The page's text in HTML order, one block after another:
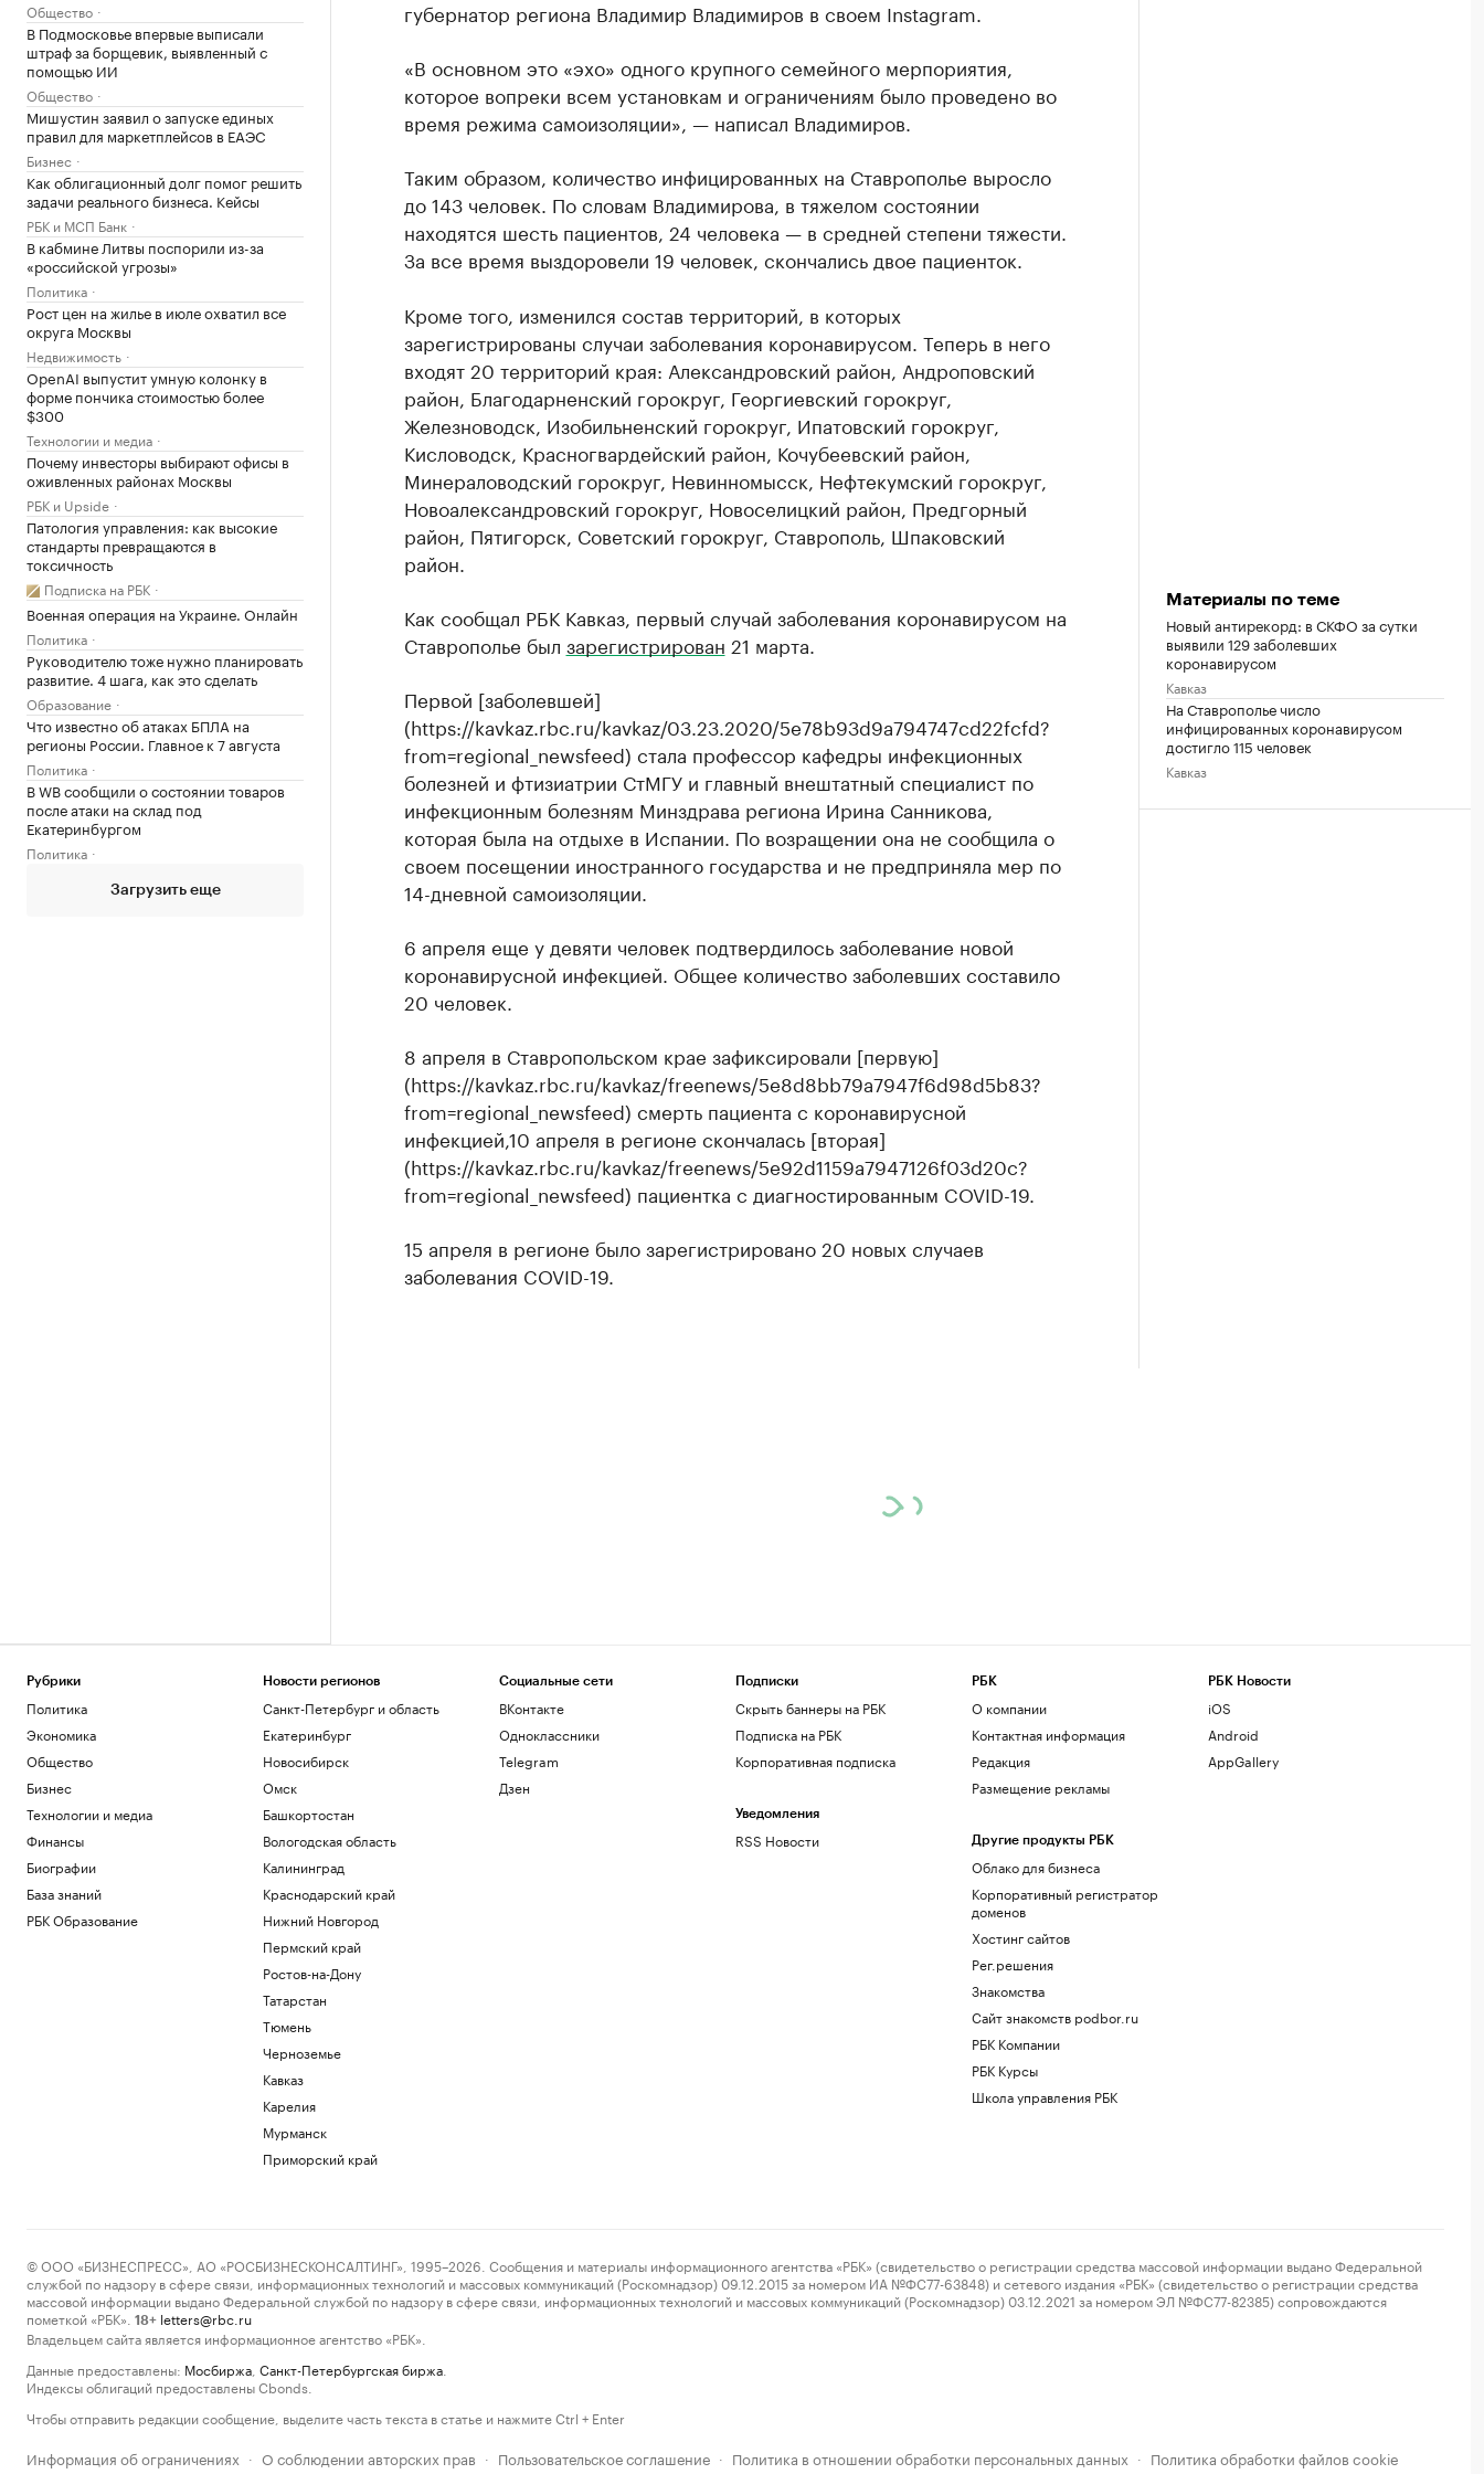
Общество
В Подмосковье впервые выписали
штраф за борщевик, выявленный с
помощью ИИ
Общество
Мишустин заявил о запуске единых
правил для маркетплейсов в ЕАЭС
Бизнес
Как облигационный долг помог решить
задачи реального бизнеса. Кейсы
РБК и МСП Банк
В кабмине Литвы поспорили из-за
«российской угрозы»
Политика
Рост цен на жилье в июле охватил все
округа Москвы
Недвижимость
OpenAI выпустит умную колонку в
форме пончика стоимостью более
$300
Технологии и медиа
Почему инвесторы выбирают офисы в
оживленных районах Москвы
РБК и Upside
Патология управления: как высокие
стандарты превращаются в
токсичность
Подписка на РБК
Военная операция на Украине. Онлайн
Политика
Руководителю тоже нужно планировать
развитие. 4 шага, как это сделать
Образование
Что известно об атаках БПЛА на
регионы России. Главное к 7 августа
Политика
В WB сообщили о состоянии товаров
после атаки на склад под
Екатеринбургом
Политика
Загрузить еще
губернатор региона Владимир Владимиров в своем Instagram.
«В основном это «эхо» одного крупного семейного мерпориятия,
которое вопреки всем установкам и ограничениям было проведено во
время режима самоизоляции», — написал Владимиров.
Таким образом, количество инфицированных на Ставрополье выросло
до 143 человек. По словам Владимирова, в тяжелом состоянии
находятся шесть пациентов, 24 человека — в средней степени тяжести.
За все время выздоровели 19 человек, скончались двое пациенток.
Кроме того, изменился состав территорий, в которых
зарегистрированы случаи заболевания коронавирусом. Теперь в него
входят 20 территорий края: Александровский район, Андроповский
район, Благодарненский горокруг, Георгиевский горокруг,
Железноводск, Изобильненский горокруг, Ипатовский горокруг,
Кисловодск, Красногвардейский район, Кочубеевский район,
Минераловодский горокруг, Невинномысск, Нефтекумский горокруг,
Новоалександровский горокруг, Новоселицкий район, Предгорный
район, Пятигорск, Советский горокруг, Ставрополь, Шпаковский
район.
Как сообщал РБК Кавказ, первый случай заболевания коронавирусом на
Ставрополье был зарегистрирован 21 марта.
Первой [заболевшей]
(https://kavkaz.rbc.ru/kavkaz/03.23.2020/5e78b93d9a794747cd22fcfd?
from=regional_newsfeed) стала профессор кафедры инфекционных
болезней и фтизиатрии СтМГУ и главный внештатный специалист по
инфекционным болезням Минздрава региона Ирина Санникова,
которая была на отдыхе в Испании. По возращении она не сообщила о
своем посещении иностранного государства и не предприняла мер по
14-дневной самоизоляции.
6 апреля еще у девяти человек подтвердилось заболевание новой
коронавирусной инфекцией. Общее количество заболевших составило
20 человек.
8 апреля в Ставропольском крае зафиксировали [первую]
(https://kavkaz.rbc.ru/kavkaz/freenews/5e8d8bb79a7947f6d98d5b83?
from=regional_newsfeed) смерть пациента с коронавирусной
инфекцией,10 апреля в регионе скончалась [вторая]
(https://kavkaz.rbc.ru/kavkaz/freenews/5e92d1159a7947126f03d20c?
from=regional_newsfeed) пациентка с диагностированным COVID-19.
15 апреля в регионе было зарегистрировано 20 новых случаев
заболевания COVID-19.
Материалы по теме
Новый антирекорд: в СКФО за сутки
выявили 129 заболевших
коронавирусом
Кавказ
На Ставрополье число
инфицированных коронавирусом
достигло 115 человек
Кавказ
Рубрики
Политика
Экономика
Общество
Бизнес
Технологии и медиа
Финансы
Биографии
База знаний
РБК Образование
Новости регионов
Санкт-Петербург и область
Екатеринбург
Новосибирск
Омск
Башкортостан
Вологодская область
Калининград
Краснодарский край
Нижний Новгород
Пермский край
Ростов-на-Дону
Татарстан
Тюмень
Черноземье
Кавказ
Карелия
Мурманск
Приморский край
Социальные сети
ВКонтакте
Одноклассники
Telegram
Дзен
Подписки
Скрыть баннеры на РБК
Подписка на РБК
Корпоративная подписка
Уведомления
RSS Новости
РБК
О компании
Контактная информация
Редакция
Размещение рекламы
Другие продукты РБК
Облако для бизнеса
Корпоративный регистратор
доменов
Хостинг сайтов
Рег.решения
Знакомства
Сайт знакомств podbor.ru
РБК Компании
РБК Курсы
Школа управления РБК
РБК Новости
iOS
Android
AppGallery
© ООО «БИЗНЕСПРЕСС», АО «РОСБИЗНЕСКОНСАЛТИНГ», 1995–2026. Сообщения и материалы информационного агентства «РБК» (свидетельство о регистрации средства массовой информации выдано Федеральной
службой по надзору в сфере связи, информационных технологий и массовых коммуникаций (Роскомнадзор) 09.12.2015 за номером ИА №ФС77-63848) и сетевого издания «РБК» (свидетельство о регистрации средства
массовой информации выдано Федеральной службой по надзору в сфере связи, информационных технологий и массовых коммуникаций (Роскомнадзор) 03.12.2021 за номером ЭЛ №ФС77-82385) сопровождаются
пометкой «РБК».
18+ letters@rbc.ru
Владельцем сайта является информационное агентство «РБК».
Данные предоставлены: Мосбиржа Санкт-Петербургская биржа
Индексы облигаций предоставлены Cbonds.
Чтобы отправить редакции сообщение, выделите часть текста в статье и нажмите Ctrl + Enter
Информация об ограничениях · О соблюдении авторских прав · Пользовательское соглашение · Политика в отношении обработки персональных данных · Политика обработки файлов cookie